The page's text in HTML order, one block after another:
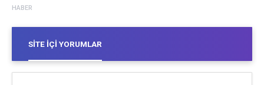
HABER
SITE İÇI YORUMLAR